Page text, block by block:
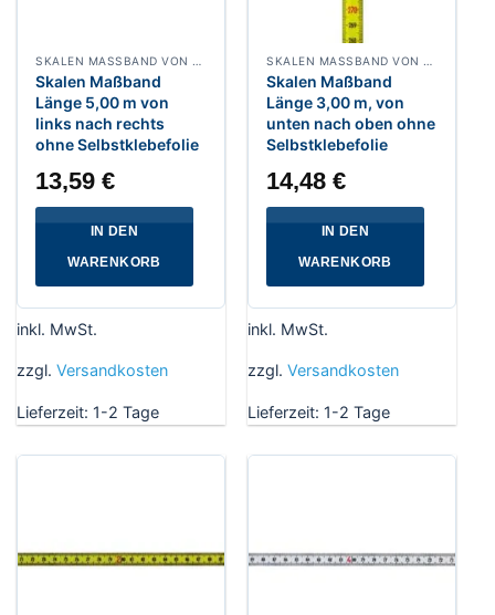
Skalen Maßband
Länge 5,00 m von
links nach rechts
ohne Selbstklebefolie
13,59€
IN DEN
WARENKORB
inkl. MwSt.
zzgl. Versandkosten
Lieferzeit: 1-2 Tage
Skalen Maßband
Länge 3,00 m, von
unten nach oben ohne
Selbstklebefolie
14,48€
IN DEN
WARENKORB
inkl. MwSt.
zzgl. Versandkosten
Lieferzeit: 1-2 Tage